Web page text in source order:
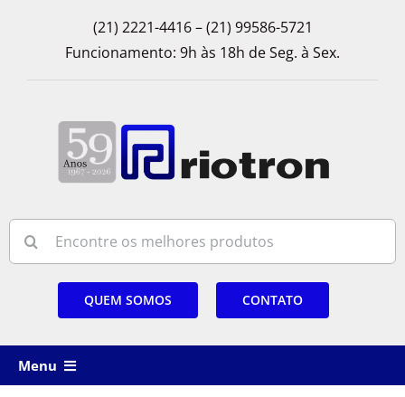
(21) 2221-4416 – (21) 99586-5721
Funcionamento: 9h às 18h de Seg. à Sex.
for:
QUEM SOMOS CONTATO
Menu